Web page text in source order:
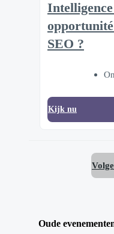
SEO ?
Kijk nu
Oude